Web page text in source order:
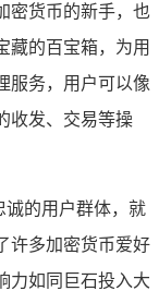
密货币的新手，也
藏的百宝箱，为用
服务，用户可以像
收发、交易等操
诚的用户群体，就
许多加密货币爱好
力如同巨石投入大